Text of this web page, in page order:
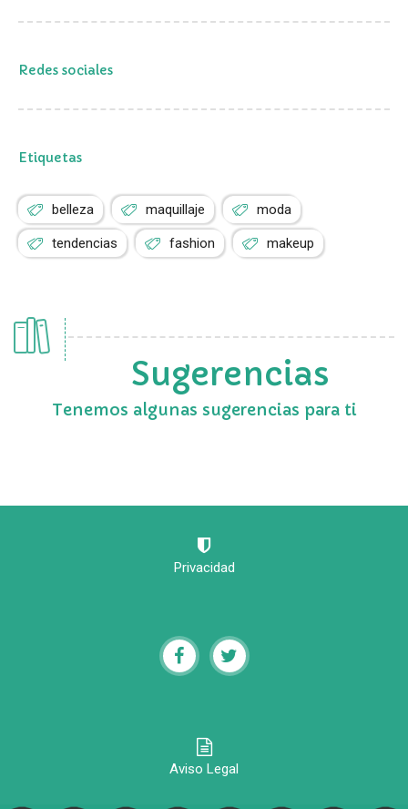
Redes sociales
Etiquetas
belleza maquillaje moda
tendencias fashion makeup
Sugerencias
Tenemos algunas sugerencias para ti
Privacidad
Aviso Legal